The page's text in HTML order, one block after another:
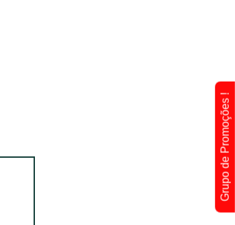
Grupo de Promoções !